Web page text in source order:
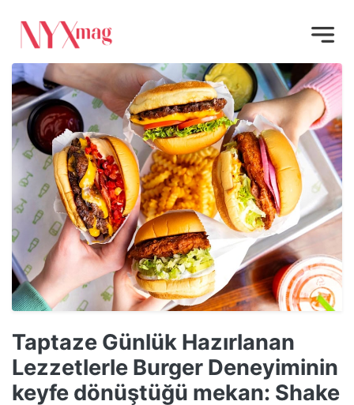
Taptaze Günlük Hazırlanan
Lezzetlerle Burger Deneyiminin
keyfe dönüştüğü mekan: Shake